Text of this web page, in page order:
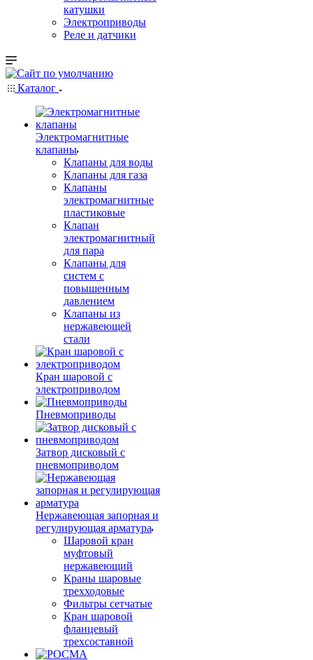
катушки
Электроприводы
Реле и датчики
Каталог
Электромагнитные
клапаны
Клапаны для воды
Клапаны для газа
Клапаны
электромагнитные
пластиковые
Клапан
электромагнитный
для пара
Клапаны для
систем с
повышенным
давлением
Клапаны из
нержавеющей
стали
Кран шаровой с
электроприводом
Пневмоприводы
Затвор дисковый с
пневмоприводом
Нержавеющая запорная и
регулирующая арматура
Шаровой кран
муфтовый
нержавеющий
Краны шаровые
трехходовые
Фильтры сетчатые
Кран шаровой
фланцевый
трехсоставной